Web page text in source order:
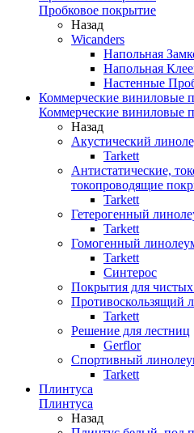
Пробковое покрытие
Назад
Wicanders
Напольная
Напольная
Настенные
Коммерческие виниловые
Коммерческие виниловые
Назад
Акустический
Tarkett
Антистатические,
токопроводящие
Tarkett
Гетерогенный
Tarkett
Гомогенный
Tarkett
Синтерос
Покрытия для чистых
Противоскользящий
Tarkett
Решение для лестниц
Gerflor
Спортивный
Tarkett
Плинтуса
Плинтуса
Назад